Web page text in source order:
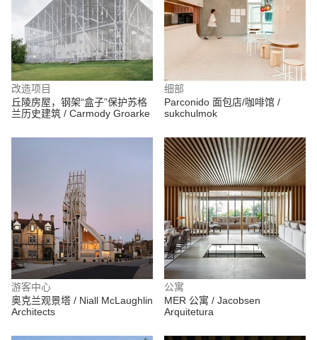
改造项目
丘陵房屋，钢架“盒子”保护苏格
兰历史建筑 / Carmody Groarke
细部
Parconido 面包店/咖啡馆 /
sukchulmok
游客中心
奥克兰观景塔 / Niall McLaughlin
Architects
公寓
MER 公寓 / Jacobsen
Arquitetura